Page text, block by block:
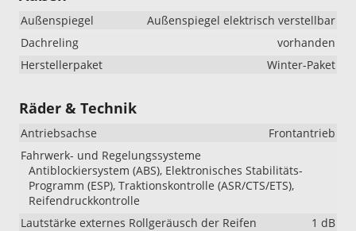
Außenspiegel
Außenspiegel elektrisch verstellbar
Dachreling
vorhanden
Herstellerpaket
Winter-Paket
Räder & Technik
Antriebsachse
Frontantrieb
Fahrwerk- und Regelungssysteme
Antiblockiersystem (ABS), Elektronisches Stabilitäts-
Programm (ESP), Traktionskontrolle (ASR/CTS/ETS),
Reifendruckkontrolle
Lautstärke externes Rollgeräusch der Reifen
1 dB